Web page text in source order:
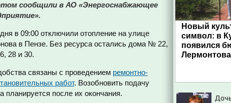
сообщили в АО «Энергоснабжающее
в 09:00 отключили отопление на улице
в Пензе. Без ресурса остались дома № 22,
28 и 30.
связаны с проведением ремонтно-
работ. Возобновить подачу
планируется после их окончания.
Новый
символ: в
появился
Лермонтова